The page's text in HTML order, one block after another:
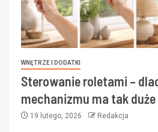
WNĘTRZE I DODATKI
Sterowanie roletami –
mechanizmu ma tak
19 lutego, 2026 Redakcja